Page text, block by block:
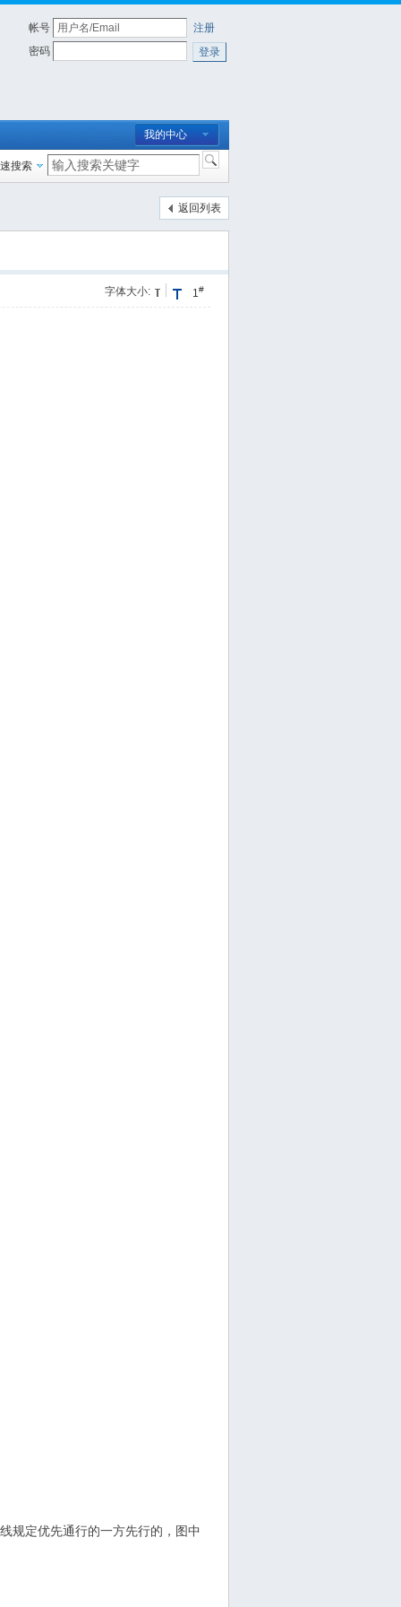
帐号
注册
密码
登录
我的中心
搜索
返回列表
1#
字体大小:
规定优先通行的一方先行的，图中